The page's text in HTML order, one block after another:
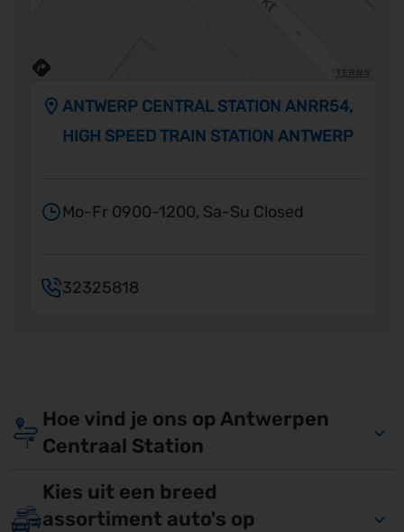
ANTWERP CENTRAL STATION ANRR54,
HIGH SPEED TRAIN STATION ANTWERP
Mo-Fr 0900-1200, Sa-Su Closed
32325818
Hoe vind je ons op Antwerpen
Centraal Station
Kies uit een breed
assortiment auto's op